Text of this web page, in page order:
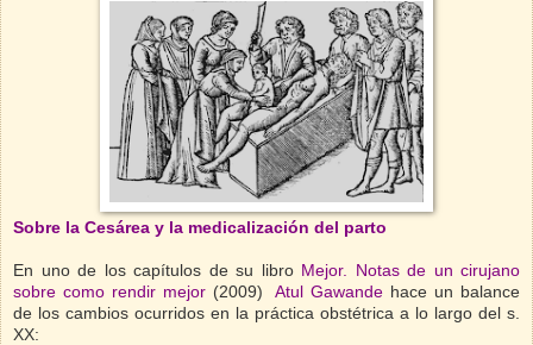
Sobre la Cesárea y la medicalización del parto
En uno de los capítulos de su libro Mejor. Notas de un cirujano
sobre como rendir mejor (2009)Atul Gawande hace un balance
de los cambios ocurridos en la práctica obstétrica a lo largo del s.
XX: